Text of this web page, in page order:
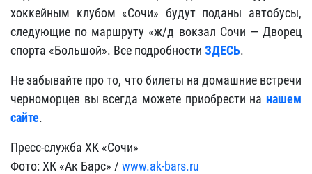
хоккейным клубом «Сочи» будут поданы автобусы,
следующие по маршруту «ж/д вокзал Сочи — Дворец
спорта «Большой». Все подробности ЗДЕСЬ.
Не забывайте про то, что билеты на домашние встречи
черноморцев вы всегда можете приобрести на нашем
сайте.
Пресс-служба ХК «Сочи»
Фото: ХК «Ак Барс» / www.ak-bars.ru